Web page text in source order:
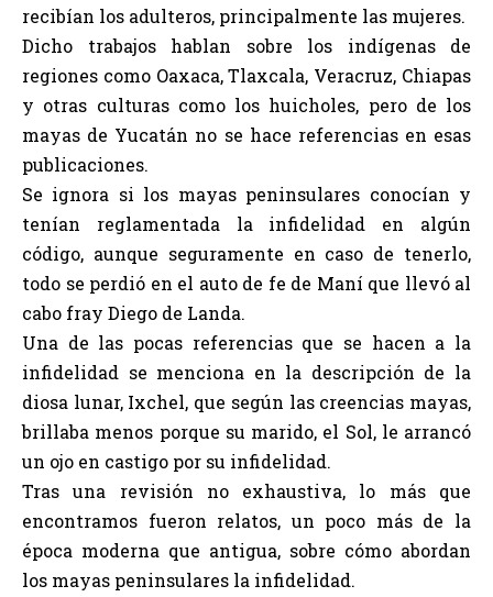
recibían los adulteros, principalmente las mujeres.
Dicho trabajos hablan sobre los indígenas de
regiones como Oaxaca, Tlaxcala, Veracruz, Chiapas
y otras culturas como los huicholes, pero de los
mayas de Yucatán no se hace referencias en esas
publicaciones.
Se ignora si los mayas peninsulares conocían y
tenían reglamentada la infidelidad en algún
código, aunque seguramente en caso de tenerlo,
todo se perdió en el auto de fe de Maní que llevó al
cabo fray Diego de Landa.
Una de las pocas referencias que se hacen a la
infidelidad se menciona en la descripción de la
diosa lunar, Ixchel, que según las creencias mayas,
brillaba menos porque su marido, el Sol, le arrancó
un ojo en castigo por su infidelidad.
Tras una revisión no exhaustiva, lo más que
encontramos fueron relatos, un poco más de la
época moderna que antigua, sobre cómo abordan
los mayas peninsulares la infidelidad.